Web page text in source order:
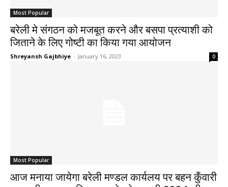
Most Popular
बरेली मे संगठन को मजबूत करने और बसपा प्रत्याशी को
जिताने के लिए गोष्टी का किया गया आयोजन
Shreyansh Gajbhiye - January 16, 2023 0
Most Popular
आज मनाया जायेगा बरेली मण्डल कार्यलय पर बहन कुँवारी